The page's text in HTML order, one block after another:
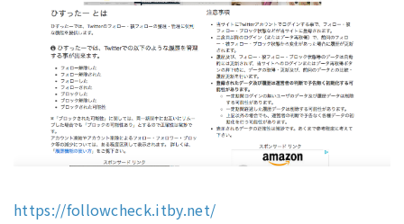
https://followcheck.itby.net/